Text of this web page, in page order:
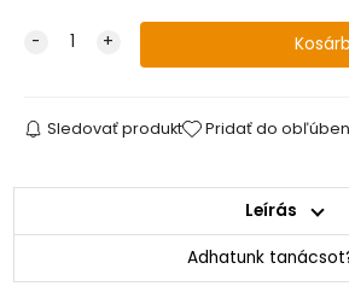
Sledovať produkt Pridať do
Leírás
Adhatunk